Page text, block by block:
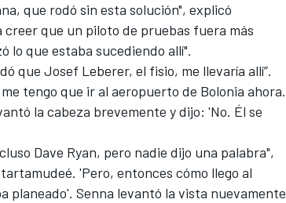
que rodó sin esta solución", explicó
creer que un piloto de pruebas fuera más
lo que estaba sucediendo allí".
que Josef Leberer, el fisio, me llevaría allí”.
tengo que ir al aeropuerto de Bolonia ahora.
la cabeza brevemente y dijo: 'No. Él se
Dave Ryan, pero nadie dijo una palabra",
'Pero, entonces cómo llego al
Senna levantó la vista nuevamente